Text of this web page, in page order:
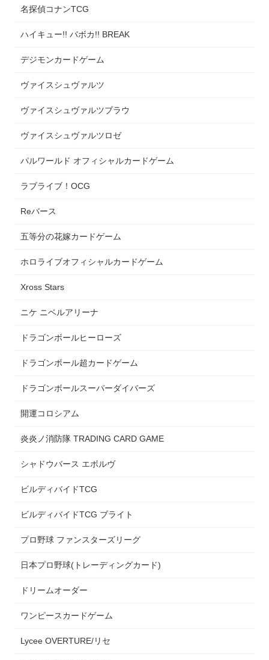
名探偵コナンTCG
ハイキュー!! バボカ!! BREAK
デジモンカードゲーム
ヴァイスシュヴァルツ
ヴァイスシュヴァルツブラウ
ヴァイスシュヴァルツロゼ
パルワールド オフィシャルカードゲーム
ラブライブ！OCG
Reバース
五等分の花嫁カードゲーム
ホロライブオフィシャルカードゲーム
Xross Stars
ニケ ニベルアリーナ
ドラゴンボールヒーローズ
ドラゴンボール超カードゲーム
ドラゴンボールスーパーダイバーズ
開運コロシアム
炎炎ノ消防隊 TRADING CARD GAME
シャドウバース エボルヴ
ビルディバイドTCG
ビルディバイドTCG ブライト
プロ野球 ファンスターズリーグ
日本プロ野球(トレーディングカード)
ドリームオーダー
ワンピースカードゲーム
Lycee OVERTURE/リセ